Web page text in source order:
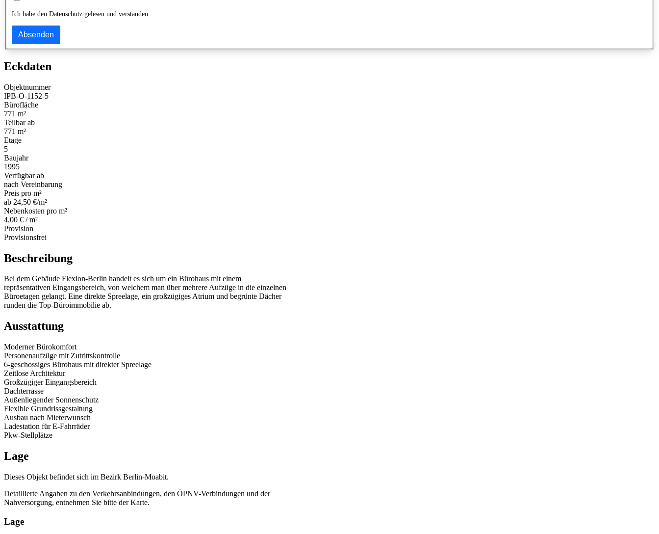
Ich habe den Datenschutz gelesen und verstanden.
Absenden
Eckdaten
Objektnummer
IPB-O-1152-5
Bürofläche
771 m²
Teilbar ab
771 m²
Etage
5
Baujahr
1995
Verfügbar ab
nach Vereinbarung
Preis pro m²
ab 24,50 €/m²
Nebenkosten pro m²
4,00 € / m²
Provision
Provisionsfrei
Beschreibung
Bei dem Gebäude Flexion-Berlin handelt es sich um ein Bürohaus mit einem
repräsentativen Eingangsbereich, von welchem man über mehrere Aufzüge in die einzelnen
Büroetagen gelangt. Eine direkte Spreelage, ein großzügiges Atrium und begrünte Dächer
runden die Top-Büroimmobilie ab.
Ausstattung
Moderner Bürokomfort
Personenaufzüge mit Zutrittskontrolle
6-geschossiges Bürohaus mit direkter Spreelage
Zeitlose Architektur
Großzügiger Eingangsbereich
Dachterrasse
Außenliegender Sonnenschutz
Flexible Grundrissgestaltung
Ausbau nach Mieterwunsch
Ladestation für E-Fahrräder
Pkw-Stellplätze
Lage
Dieses Objekt befindet sich im Bezirk Berlin-Moabit.
Detaillierte Angaben zu den Verkehrsanbindungen, den ÖPNV-Verbindungen und der
Nahversorgung, entnehmen Sie bitte der Karte.
Lage